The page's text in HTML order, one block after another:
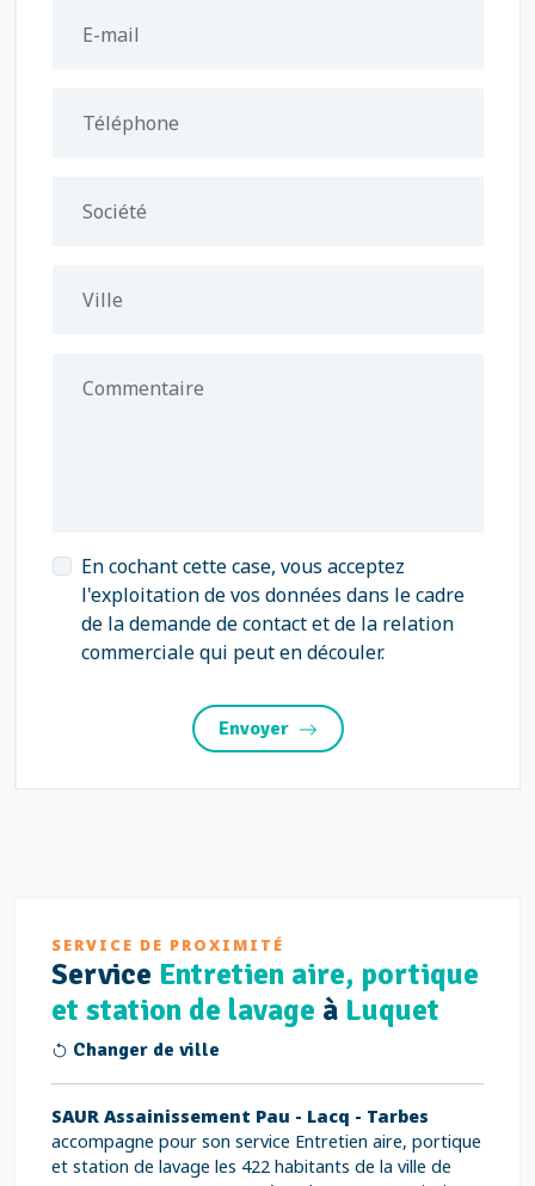
E-mail
Téléphone
Société
Ville
Commentaire
En cochant cette case, vous acceptez
l'exploitation de vos données dans le cadre
de la demande de contact et de la relation
commerciale qui peut en découler.
Envoyer
SERVICE DE PROXIMITÉ
Service Entretien aire, portique
et station de lavage à Luquet
Changer de ville
SAUR Assainissement Pau - Lacq - Tarbes
accompagne pour son service Entretien aire, portique
et station de lavage les 422 habitants de la ville de